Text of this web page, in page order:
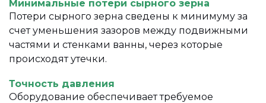
Минимальные потери сырного зерна
Потери сырного зерна сведены к минимуму за
счет уменьшения зазоров между подвижными
частями и стенками ванны, через которые
происходят утечки.
Точность давления
Оборудование обеспечивает требуемое